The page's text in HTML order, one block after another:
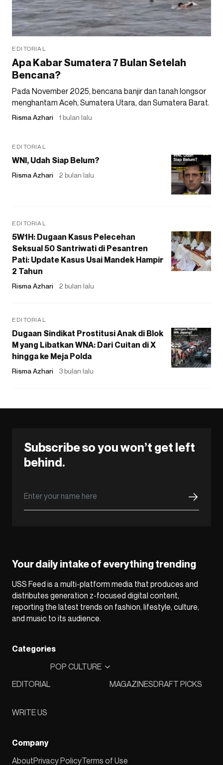
EDITORIAL
Apa Kabar Sumatera 7 Bulan Setelah
Bencana?
Pada November 2025, bencana banjir dan tanah longsor
menghantam Aceh, Sumatera Utara, dan Sumatera Barat.
Risma Azhari 1 bulan lalu
EDITORIAL
WNI, Udah Siap Belum?
Risma Azhari 2 bulan lalu
EDITORIAL
5W1H: Dugaan Kasus Pelecehan
Seksual 50 Santriwati di Pesantren
Pati: Update Kasus Usai Mandek Hampir
2 Tahun
Risma Azhari 2 bulan lalu
EDITORIAL
Dugaan Sindikat Prostitusi Anak di Blok
M yang Libatkan WNA: Dari Cuitan di X
hingga ke Meja Polda
Risma Azhari 3 bulan lalu
Subscribe so you won’t get left
behind.
Your daily intake of everything trending
USS Feed is a multi-platform media that produces and
distributes generation z-focused digital content,
reporting the latest trends on fashion, lifestyle, culture,
and music to its audience.
Categories
EDITORIAL
POP CULTURE
MAGAZINESDRAFT PICKS
WRITE US
Company
AboutPrivacy PolicyTerms of Use